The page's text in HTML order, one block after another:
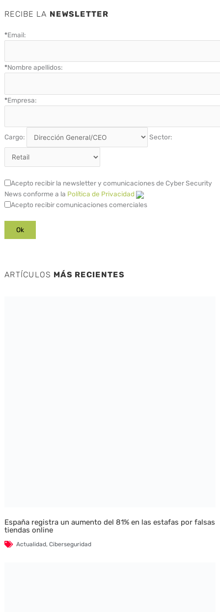
RECIBE LA NEWSLETTER
*Email:
*Nombre apellidos:
*Empresa:
Cargo: Sector:
Acepto recibir la newsletter y comunicaciones de Cyber Security
News conforme a la Política de Privacidad
Acepto recibir comunicaciones comerciales
ARTÍCULOS MÁS RECIENTES
España registra un aumento del 81% en las estafas por falsas
tiendas online
Actualidad, Ciberseguridad